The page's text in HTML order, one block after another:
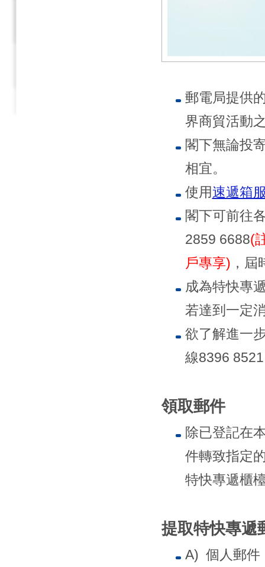
郵電局提供
界商貿活動
閣下無論投
相宜。
使用速遞箱
閣下可前往
2859 6688(
戶專享) ，
成為特快專
若達到一定
欲了解進一
線8396
領取郵件
除已登記在
件轉致指定
特快專遞櫃
提取特快專遞
A) 個人郵件